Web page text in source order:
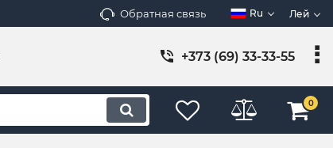
Обратная связь Ru Лей
+373 (69) 33-33-55
0